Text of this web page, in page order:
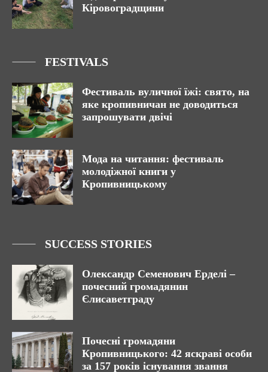
Кіровоградщини
FESTIVALS
Фестиваль вуличної їжі: свято, на
яке кропивничан не доводиться
запрошувати двічі
Мода на читання: фестиваль
молодіжної книги у
Кропивницькому
SUCCESS STORIES
Олександр Семенович Ерделі –
почесний громадянин
Єлисаветграду
Почесні громадяни
Кропивницького: 42 яскраві особи
за 157 років існування звання